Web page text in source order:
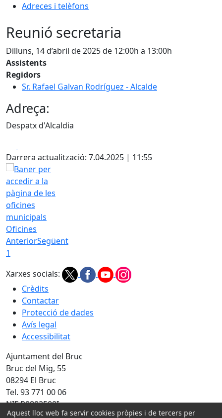
Adreces i telèfons
Reunió secretaria
Dilluns, 14 d’abril de 2025 de 12:00h a 13:00h
Assistents
Regidors
Sr. Rafael Galvan Rodríguez - Alcalde
Adreça:
Despatx d'Alcaldia
Darrera actualització: 7.04.2025 | 11:55
Oficines
AnteriorSegüent
1
Xarxes socials:
Crèdits
Contactar
Protecció de dades
Avís legal
Accessibilitat
Ajuntament del Bruc
Bruc del Mig, 55
08294 El Bruc
Tel. 93 771 00 06
NIF P0802500I
Aquest lloc web fa servir cookies pròpies i de tercers per